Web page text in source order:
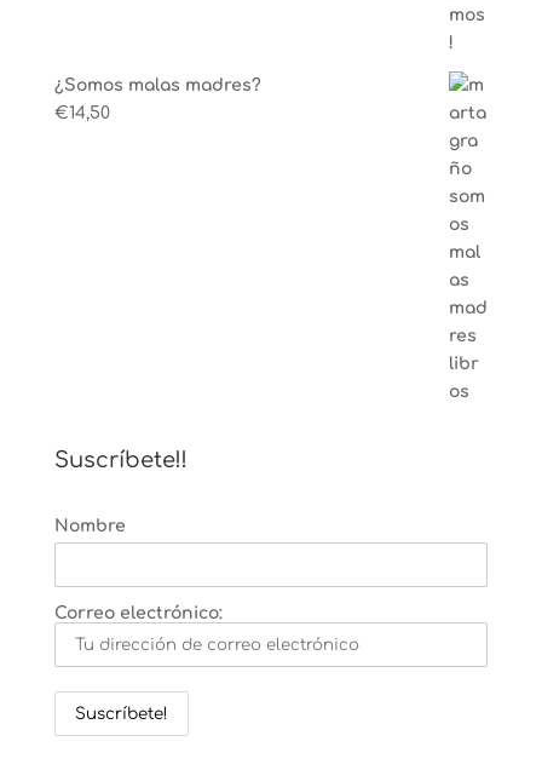
¿Somos malas madres?
€14,50
Suscríbete!!
Nombre
Correo electrónico: